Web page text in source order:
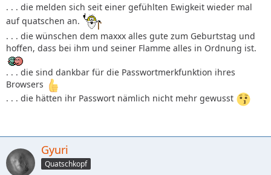
. . . die melden sich seit einer gefühlten Ewigkeit wieder mal
auf quatschen an.
. . . die wünschen dem maxxx alles gute zum Geburtstag und
hoffen, dass bei ihm und seiner Flamme alles in Ordnung ist.
. . . die sind dankbar für die Passwortmerkfunktion ihres
Browsers
. . . die hätten ihr Passwort nämlich nicht mehr gewusst
Gyuri
Quatschkopf